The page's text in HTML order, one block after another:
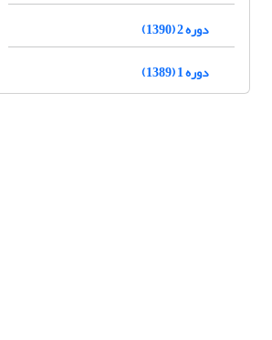
دوره 2 (1390)
دوره 1 (1389)